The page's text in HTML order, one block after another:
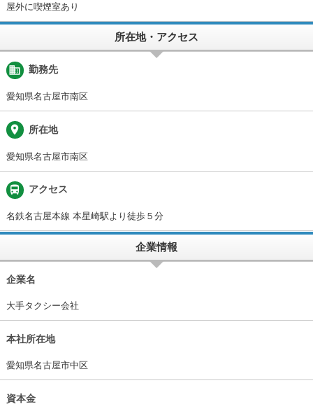
屋外に喫煙室あり
所在地・アクセス
business 勤務先
愛知県名古屋市南区
place 所在地
愛知県名古屋市南区
directions_bus アクセス
名鉄名古屋本線 本星崎駅より徒歩５分
企業情報
企業名
大手タクシー会社
本社所在地
愛知県名古屋市中区
資本金